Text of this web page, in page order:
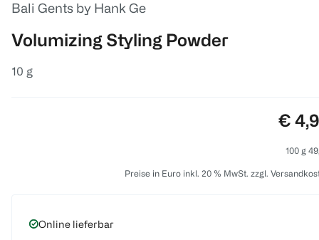
Bali Gents by Hank Ge
Volumizing Styling Powder
10 g
€
100 g
Preise in Euro inkl. 20 % MwSt. zzgl.
Online lieferbar